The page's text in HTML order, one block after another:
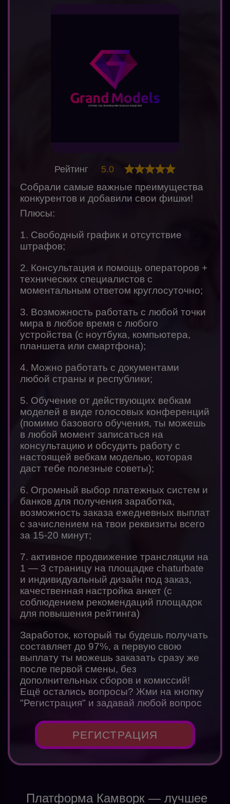
Собрали самые важные преимущества
конкурентов и добавили свои фишки!
Плюсы:
1. Свободный график и отсутствие
штрафов;
2. Консультация и помощь операторов +
технических специалистов с
моментальным ответом круглосуточно;
3. Возможность работать с любой точки
мира в любое время с любого
устройства (с ноутбука, компьютера,
планшета или смартфона);
4. Можно работать с документами
любой страны и республики;
5. Обучение от действующих вебкам
моделей в виде голосовых конференций
(помимо базового обучения, ты можешь
в любой момент записаться на
консультацию и обсудить работу с
настоящей вебкам моделью, которая
даст тебе полезные советы);
6. Огромный выбор платежных систем и
банков для получения заработка,
возможность заказа ежедневных выплат
с зачислением на твои реквизиты всего
за 15-20 минут;
7. активное продвижение трансляции на
1 — 3 страницу на площадке chaturbate
и индивидуальный дизайн под заказ,
качественная настройка анкет (с
соблюдением рекомендаций площадок
для повышения рейтинга)
Заработок, который ты будешь получать
составляет до 97%, а первую свою
выплату ты можешь заказать сразу же
после первой смены, без
дополнительных сборов и комиссий!
Ещё остались вопросы? Жми на кнопку
"Регистрация" и задавай любой вопрос
Рейтинг 5.0
РЕГИСТРАЦИЯ
Платформа Камворк — лучшее